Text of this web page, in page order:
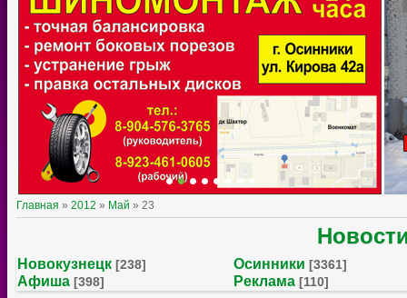
Главная » 2012 » Май » 23
Новокузнецк [238] Осинники [3361]
Афиша [398] Реклама [110]